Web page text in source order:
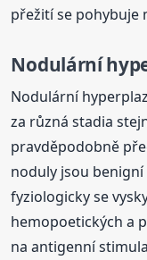
přežití se pohybuje
Nodulární
Nodulární
za různá stadia
pravděpodobně
noduly jsou
fyziologicky se
hemopoetických a
na antigenní